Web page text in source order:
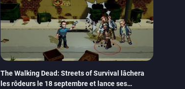
The Walking Dead: Streets of Survival lâchera
les rôdeurs le 18 septembre et lance ses